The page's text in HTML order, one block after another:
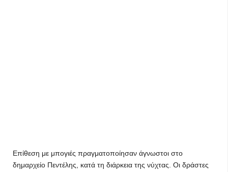
Επίθεση με μπογιές πραγματοποίησαν άγνωστοι στο
δημαρχείο Πεντέλης, κατά τη διάρκεια της νύχτας. Οι δράστες